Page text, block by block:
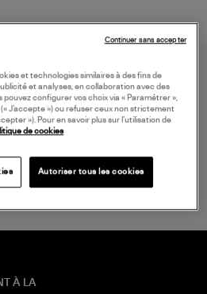
de 150 € d'achat*
À LA
et technologies similaires à des fins de
et analyses, en collaboration avec des
pouvez configurer vos choix via « Paramétrer »,
J’accepte ») ou refuser ceux non strictement
»). Pour en savoir plus sur l’utilisation de
de cookies
Autoriser tous les cookies
Continuer sans accepter